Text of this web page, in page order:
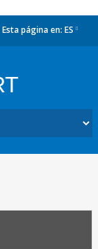
Esta página en: ES